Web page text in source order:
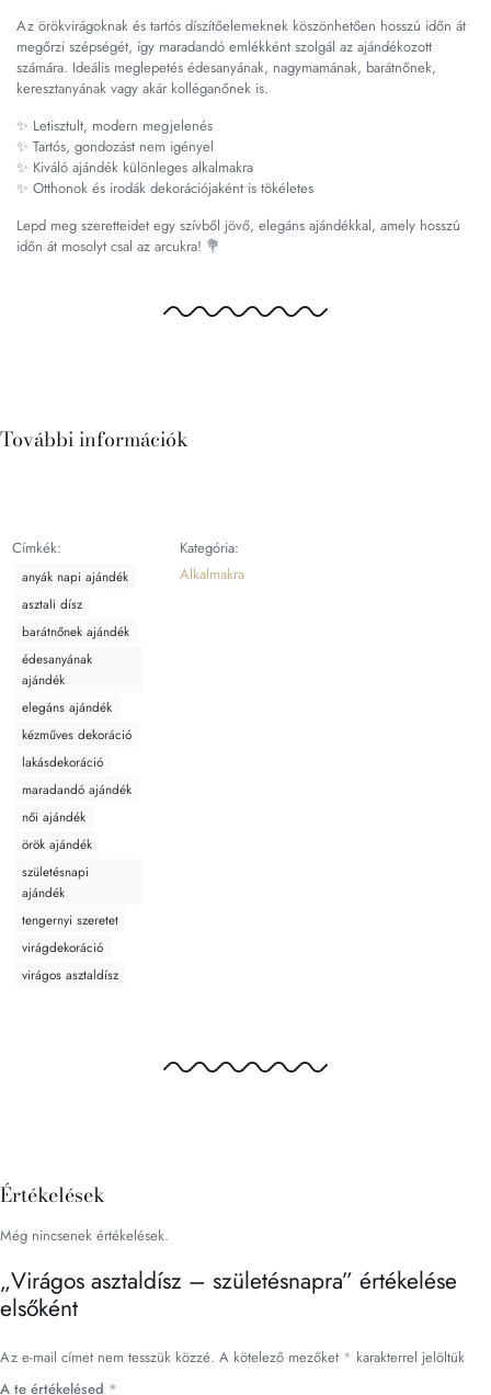
Az örökvirágoknak és tartós díszítőelemeknek köszönhetően hosszú időn át
megőrzi szépségét, így maradandó emlékként szolgál az ajándékozott
számára. Ideális meglepetés édesanyának, nagymamának, barátnőnek,
keresztanyának vagy akár kolléganőnek is.
✨ Letisztult, modern megjelenés
✨ Tartós, gondozást nem igényel
✨ Kiváló ajándék különleges alkalmakra
✨ Otthonok és irodák dekorációjaként is tökéletes
Lepd meg szeretteidet egy szívből jövő, elegáns ajándékkal, amely hosszú
időn át mosolyt csal az arcukra! 💐
További információk
Címkék:
anyák napi ajándék
asztali dísz
barátnőnek ajándék
édesanyának
ajándék
elegáns ajándék
kézműves dekoráció
lakásdekoráció
maradandó ajándék
női ajándék
örök ajándék
születésnapi
ajándék
tengernyi szeretet
virágdekoráció
virágos asztaldísz
Kategória:
Alkalmakra
Értékelések
Még nincsenek értékelések.
„Virágos asztaldísz – születésnapra” értékelése
elsőként
Az e-mail címet nem tesszük közzé. A kötelező mezőket * karakterrel jelöltük
A te értékelésed *